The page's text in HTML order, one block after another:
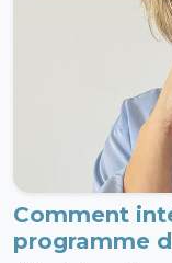
Comment
programme